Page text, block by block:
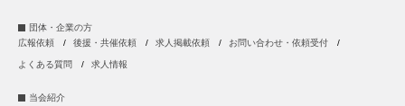
団体・企業の方
広報依頼
後援・共催依頼 求人掲載依頼 お問い合わせ・依頼受付
よくある質問 求人情報
当会紹介